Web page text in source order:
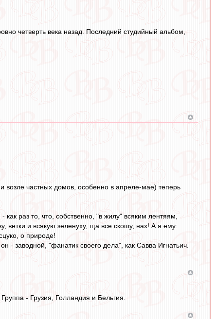
четверть века назад. Последний студийный альбом,
возле частных домов, особенно в апреле-мае) теперь
раз то, что, собственно, "в жилу" всяким лентяям,
ветки и всякую зеленуху, ща все скошу, нах! А я ему:
о природе!
- заводной, "фанатик своего дела", как Савва Игнатьич.
- Грузия, Голландия и Бельгия.